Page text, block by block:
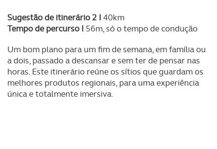
consentimento e quando tal se afigure estritamente
necessário no contexto dos serviços a prestar.
Realçamos que o bloqueio de certo tipo de Cookies e
tecnologias similares pode ter impacto na sua
experiência de navegação no Website e nos serviços
disponibilizados.
Sugestão de itinerário 2 I 40km
Tempo de percurso I 56m, só o tempo de condução
Um bom plano para um fim de semana, em família ou
a dois, passado a descansar e sem ter de pensar nas
horas. Este itinerário reúne os sítios que guardam os
melhores produtos regionais, para uma experiência
única e totalmente imersiva.